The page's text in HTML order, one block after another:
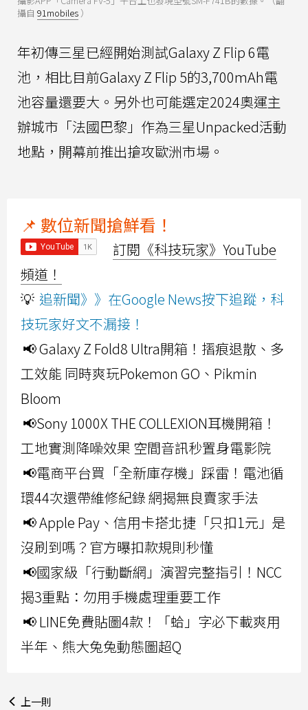
攝自 91mobiles ）
年初傳三星已經開始測試Galaxy Z Flip 6電
池，相比目前Galaxy Z Flip 5的3,700mAh電
池容量還要大。另外也可能選定2024奧運主
辦城市「法國巴黎」作為三星Unpacked活動
地點，開幕前推出搶攻歐洲市場。
📌 數位新聞搶鮮看！
訂閱《科技玩家》YouTube
頻道！
💡 追新聞》》在Google News按下追蹤，科
技玩家好文不漏接！
📢 Galaxy Z Fold8 Ultra開箱！摺痕退散、多
工效能 同時爽玩Pokemon GO、Pikmin
Bloom
📢Sony 1000X THE COLLEXION耳機開箱！
工地實測降噪效果 空間音訊秒置身電影院
📢電商平台買「全新庫存機」踩雷！電池循
環44次還帶維修紀錄 網揭無良賣家手法
📢 Apple Pay、信用卡搭北捷「只扣1元」是
沒刷到嗎？官方曝扣款規則秒懂
📢國家級「行動斷網」演習完整指引！NCC
揭3重點：勿用手機處理重要工作
📢 LINE免費貼圖4款！「蛤」字必下載爽用
半年、熊大兔兔動態圖超Q
上一則